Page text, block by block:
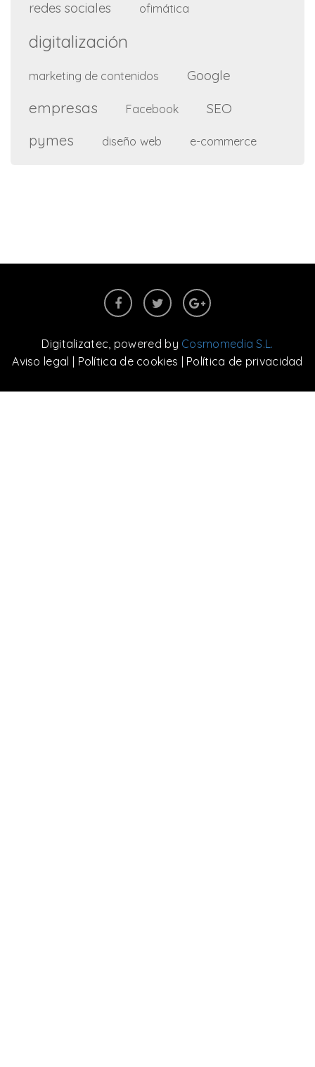
redes sociales ofimática
digitalización
marketing de contenidos Google
empresas Facebook SEO
pymes diseño web e-commerce
Digitalizatec, powered by Cosmomedia S.L.
Aviso legal
Política de cookies Política de privacidad